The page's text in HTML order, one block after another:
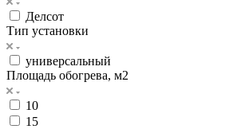
Делсот
Тип установки
универсальный
Площадь обогрева, м2
10
15